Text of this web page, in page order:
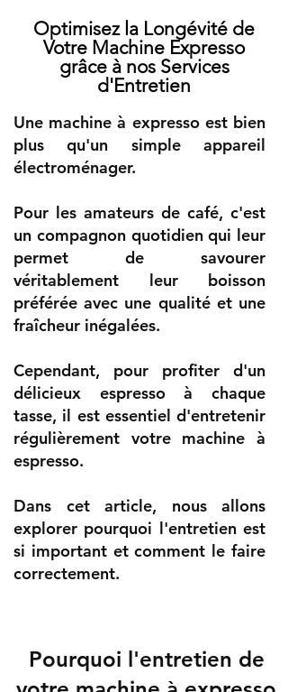
Optimisez la Longévité de
Votre Machine Expresso
grâce à nos Services
d'Entretien
Une machine à expresso est bien
plus qu'un simple appareil
électroménager.
Pour les amateurs de café, c'est
un compagnon quotidien qui leur
permet de savourer
véritablement leur boisson
préférée avec une qualité et une
fraîcheur inégalées.
Cependant, pour profiter d'un
délicieux espresso à chaque
tasse, il est essentiel d'entretenir
régulièrement votre machine à
espresso.
Dans cet article, nous allons
explorer pourquoi l'entretien est
si important et comment le faire
correctement.
Pourquoi l'entretien de